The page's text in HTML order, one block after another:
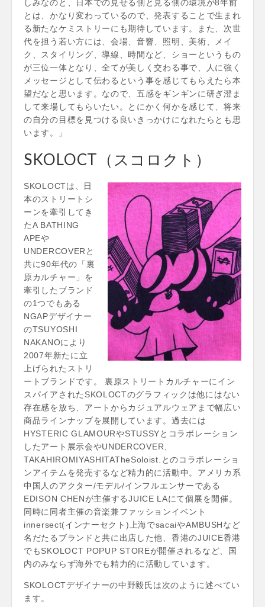
しみなのと、日本での見せる側と見る側の環境が8年前
とは、かなり変わっているので、発表することで生まれ
る新たなケミストリーにも期待しています。また、次世
代を担う若い方には、会場、音響、照明、美術、メイ
ク、スタイリング、導線、時間など、ショーというもの
が三位一体となり、全てが美しく交わる事で、人に強く
メッセージとして伝わるという事を感じてもらえたら本
望だなと思います。なので、五感をギンギンに研ぎ澄ま
して来場してもらいたい。とにかく何かを感じて、将来
の自分の目標を見つける良いきっかけになれたらとも思
います。」
SKOLOCT（スコロクト）
SKOLOCTは、日
本のストリートシ
ーンを牽引してき
たA BATHING
APEや
UNDERCOVERと
共に90年代の「裏
原カルチャー」を
牽引したブランド
の1つでもある
NGAPデザイナー
のTSUYOSHI
NAKANOにより
2007年新たに立
上げられたストリ
ートブランドです。 裏原ストリートカルチャーにイン
スパイアされたSKOLOCTのグラフィックは他にはない
存在感を放ち、アートからカジュアルウェアまで幅広い
商品ラインナップを展開しています。過去には
HYSTERIC GLAMOURやSTUSSYとコラボレーション
したアート展示会やUNDERCOVER、
TAKAHIROMIYASHITATheSoloist.とのコラボレーショ
ンアイテムを発売するなど精力的に活動中。アメリカ系
中国人のアクター/モデル/インフルエンサーである
EDISON CHENが主催するJUICE LAにて個展を開催。
同時に同者主催の音楽兼ファッションイベント
innersect(インナーセクト)上海でsacaiやAMBUSHなど
名だたるブランドと共に出店した他、香港のJUICE香港
でもSKOLOCT POPUP STOREが開催されるなど、国
内のみならず海外でも精力的に活動しています。
SKOLOCTデザイナーの中野毅氏は次のように述べてい
ます。